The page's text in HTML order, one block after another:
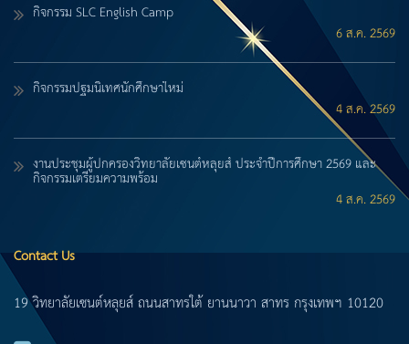
กิจกรรม SLC English Camp
6 ส.ค. 2569
กิจกรรมปฐมนิเทศนักศึกษาใหม่
4 ส.ค. 2569
งานประชุมผู้ปกครองวิทยาลัยเซนต์หลุยส์ ประจำปีการศึกษา 2569 และ
กิจกรรมเตรียมความพร้อม
4 ส.ค. 2569
Contact Us
19 วิทยาลัยเซนต์หลุยส์ ถนนสาทรใต้ ยานนาวา สาทร กรุงเทพฯ 10120